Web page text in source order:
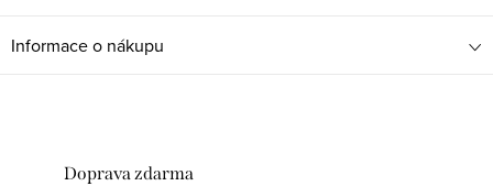
Informace o nákupu
Doprava zdarma